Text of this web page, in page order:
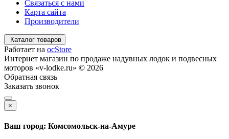
Связаться с нами
Карта сайта
Производители
Каталог товаров
Работает на ocStore
Интернет магазин по продаже надувных лодок и подвесных
моторов «v-lodke.ru» © 2026
Обратная связь
Заказать звонок
×
Ваш город: Комсомольск-на-Амуре